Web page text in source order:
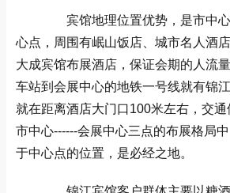
宾馆地理位置优势，是市中心
心点，周围有岷山饭店、城市名人酒
大成宾馆布展酒店，保证会期的人流
车站到会展中心的地铁一号线就有锦
就在距离酒店大门口100米左右，交
市中心------会展中心三点的布展格局
于中心点的位置，是必经之地。